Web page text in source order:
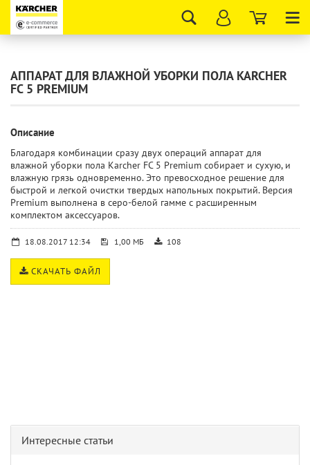
АППАРАТ ДЛЯ ВЛАЖНОЙ УБОРКИ ПОЛА KARCHER
FC 5 PREMIUM
Описание
Благодаря комбинации сразу двух операций аппарат для
влажной уборки пола Karcher FC 5 Premium собирает и сухую, и
влажную грязь одновременно. Это превосходное решение для
быстрой и легкой очистки твердых напольных покрытий. Версия
Premium выполнена в серо-белой гамме с расширенным
комплектом аксессуаров.
18.08.2017 12:34 1,00 МБ 108
СКАЧАТЬ ФАЙЛ
Интересные статьи